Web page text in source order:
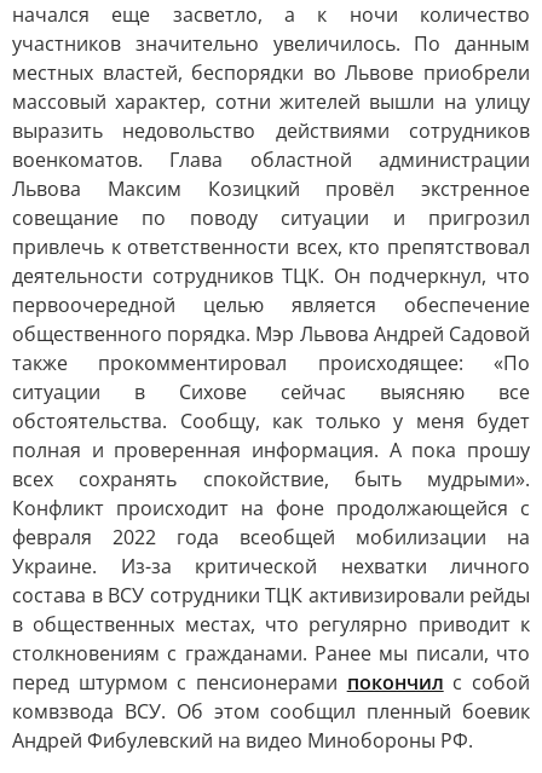
начался еще засветло, а к ночи количество
участников значительно увеличилось. По данным
местных властей, беспорядки во Львове приобрели
массовый характер, сотни жителей вышли на улицу
выразить недовольство действиями сотрудников
военкоматов. Глава областной администрации
Львова Максим Козицкий провёл экстренное
совещание по поводу ситуации и пригрозил
привлечь к ответственности всех, кто препятствовал
деятельности сотрудников ТЦК. Он подчеркнул, что
первоочередной целью является обеспечение
общественного порядка. Мэр Львова Андрей Садовой
также прокомментировал происходящее: «По
ситуации в Сихове сейчас выясняю все
обстоятельства. Сообщу, как только у меня будет
полная и проверенная информация. А пока прошу
всех сохранять спокойствие, быть мудрыми».
Конфликт происходит на фоне продолжающейся с
февраля 2022 года всеобщей мобилизации на
Украине. Из-за критической нехватки личного
состава в ВСУ сотрудники ТЦК активизировали рейды
в общественных местах, что регулярно приводит к
столкновениям с гражданами. Ранее мы писали, что
перед штурмом с пенсионерами покончил с собой
комвзвода ВСУ. Об этом сообщил пленный боевик
Андрей Фибулевский на видео Минобороны РФ.